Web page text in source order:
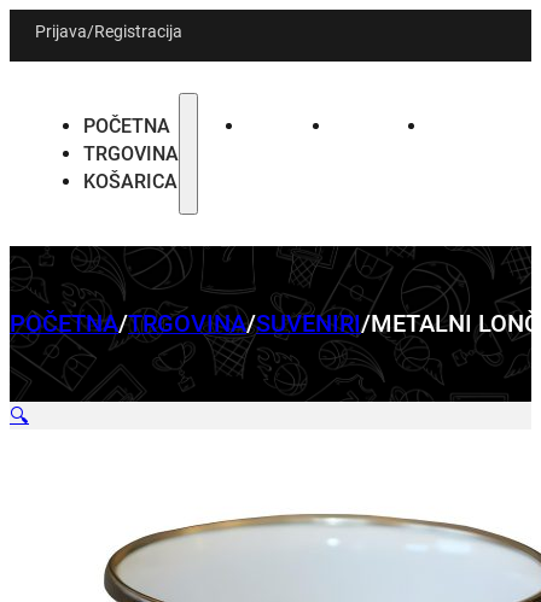
Prijava/Registracija
POČETNA
TRGOVINA
KOŠARICA
POČETNA TRGOVINA
POČETNA/TRGOVINA/SUVENIRI/METALNI
🔍